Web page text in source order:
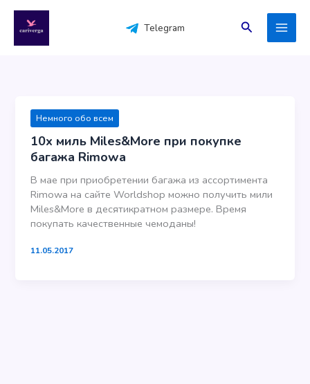
содержимому
Telegram Поиск
Немного обо всем
10х миль Miles&More при покупке
багажа Rimowa
В мае при приобретении багажа из ассортимента
Rimowа на сайте Worldshop можно получить мили
Miles&More в десятикратном размере. Время
покупать качественные чемоданы!
11.05.2017